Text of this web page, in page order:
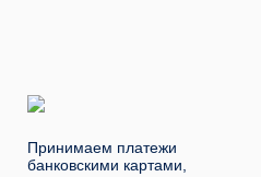
Принимаем платежи
банковскими картами,